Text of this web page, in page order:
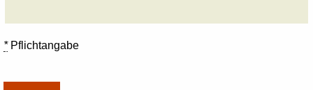
*Pflichtangabe